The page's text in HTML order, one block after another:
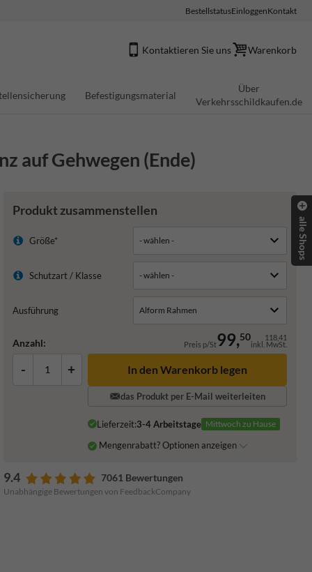
BestellstatusEinloggenKontakt
Kontaktieren Sie uns Warenkorb
Befestigungsmaterial
Über
Verkehrsschildkaufen.de
auf Gehwegen (Ende)
Produkt zusammenstellen
Größe*
Schutzart / Klasse
Ausführung
Anzahl: Preis p/St99,50 118,41
inkl. MwSt.
- + In den Warenkorb legen
das Produkt per E-Mail weiterleiten
Lieferzeit:3-4 Arbeitstage Mittwoch zu Hause
Mengenrabatt? Optionen anzeigen
9.4 7061 Bewertungen
Unabhängige Bewertungen von FeedbackCompany
alle Shops